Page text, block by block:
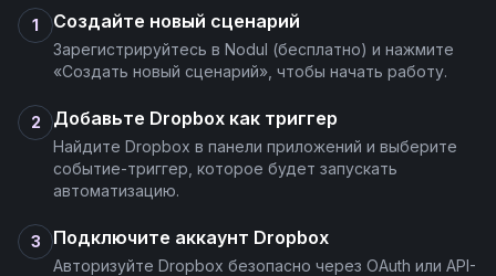
1 Создайте новый сценарий
Зарегистрируйтесь в Nodul (бесплатно) и нажмите
«Создать новый сценарий», чтобы начать работу.
2 Добавьте Dropbox как триггер
Найдите Dropbox в панели приложений и выберите
событие-триггер, которое будет запускать
автоматизацию.
3 Подключите аккаунт Dropbox
Авторизуйте Dropbox безопасно через OAuth или API-